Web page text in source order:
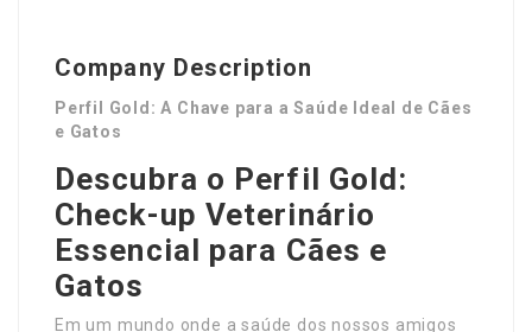
Company Description
Perfil Gold: A Chave para a Saúde Ideal de Cães
e Gatos
Descubra o Perfil Gold:
Check-up Veterinário
Essencial para Cães e
Gatos
Em um mundo onde a saúde dos nossos amigos